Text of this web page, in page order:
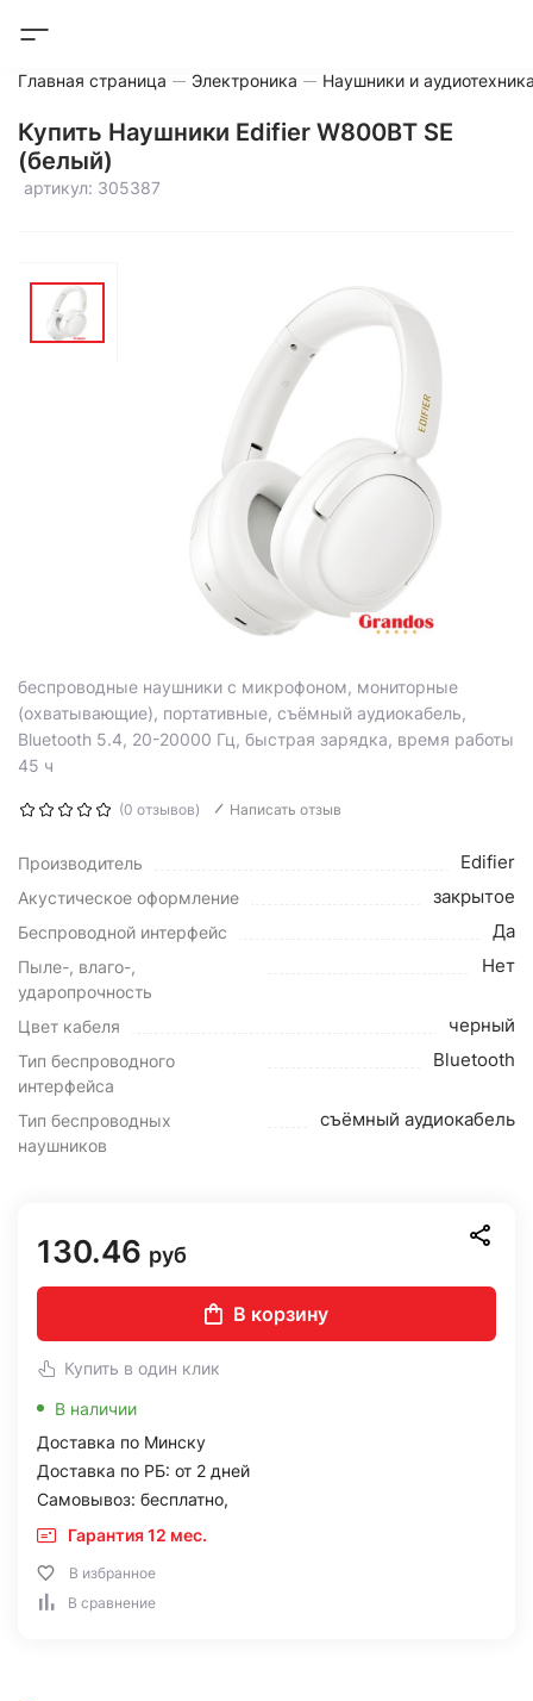
Главная страница Электроника Наушники и
Купить Наушники Edifier W800BT SE
(белый)
артикул: 305387
беспроводные наушники с микрофоном, мониторные
(охватывающие), портативные, съёмный аудиокабель,
Bluetooth 5.4, 20-20000 Гц, быстрая зарядка, время работы
45 ч
(0 отзывов) Написать отзыв
Производитель Edifier
Акустическое оформление закрытое
Беспроводной интерфейс Да
Пыле-, влаго-,
ударопрочность
Нет
Цвет кабеля черный
Тип беспроводного
интерфейса
Bluetooth
Тип беспроводных
наушников
съёмный аудиокабель
130.46 руб
В корзину
Купить в один клик
В наличии
Доставка по Минску
Доставка по РБ: от 2 дней
Самовывоз: бесплатно,
Гарантия 12 мес.
В избранное
В сравнение